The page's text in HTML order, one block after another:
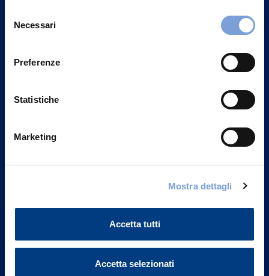
può trovare nel footer del sito nella sezione "Informativa
delNecessari
Preferenze
Statistiche
Marketing
Mostra dettagli
Accetta tutti
Accetta selezionati
Vittoria Assicurazioni S.p.A.
Part. IVA 01329510158
FAQ